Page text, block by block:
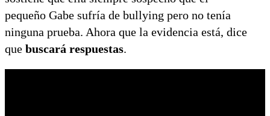
pequeño Gabe sufría de bullying pero no tenía
ninguna prueba. Ahora que la evidencia está, dice
que buscará respuestas.